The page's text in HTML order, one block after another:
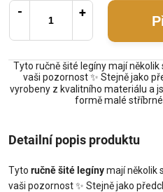
Tyto ručně šité legíny mají
vaši pozornost ✨ Stejně jako
vyrobeny z kvalitního materiálu a
formě malé
Detailní popis produktu
Tyto ručně šité legínymají několik
vaši pozornost ✨ Stejně jako